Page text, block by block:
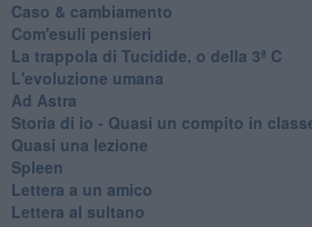
Caso & cambiamento
Com'esuli pensieri
La trappola di Tucidide, o della 3ª C
L'evoluzione umana
Ad Astra
Storia di io - Quasi un compito in
Quasi una lezione
Spleen
Lettera a un amico
Lettera al sultano